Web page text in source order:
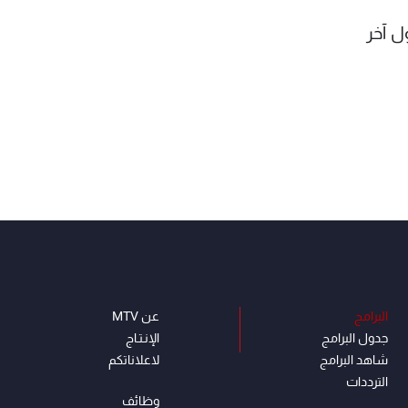
آخر
البرامج
جدول البرامج
شاهد البرامج
الترددات
عن MTV
الإنـتـاج
لاعلاناتكم
وظائف